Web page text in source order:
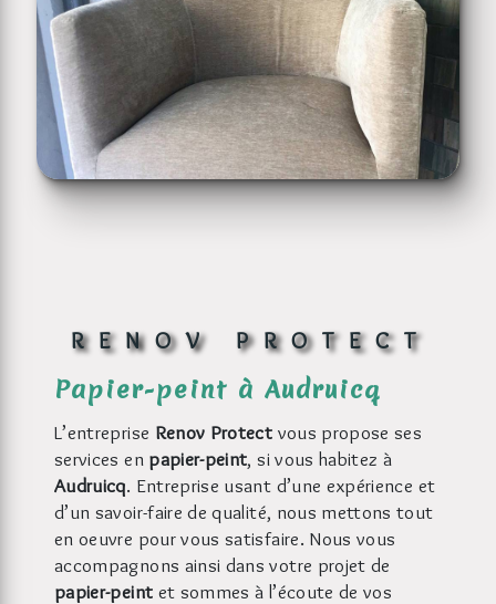
RENOV PROTECT
papier-peint à Audruicq
L’entreprise Renov Protect vous propose ses
services en papier-peint, si vous habitez à
Audruicq. Entreprise usant d’une expérience et
d’un savoir-faire de qualité, nous mettons tout
en oeuvre pour vous satisfaire. Nous vous
accompagnons ainsi dans votre projet de
papier-peint et sommes à l’écoute de vos